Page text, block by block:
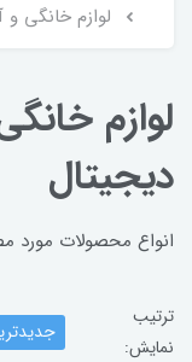
لوازم خانگی و
لوازم
دیجیتال
انواع محصولات مورد
ترتیب
نمایش: